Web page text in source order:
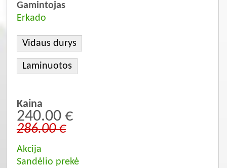
Gamintojas
Erkado
Vidaus durys
Laminuotos
Kaina
240.00 €
286.00 €
Akcija
Sandėlio prekė